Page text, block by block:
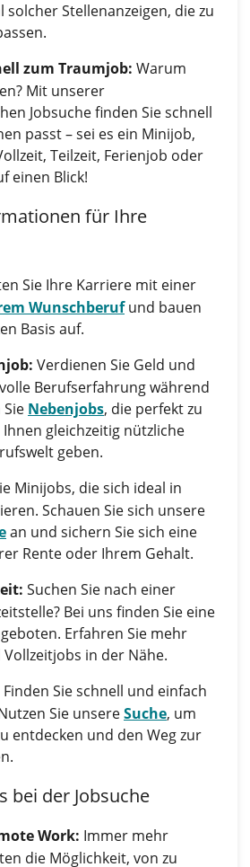
solcher Stellenanzeigen, die zu
zum Traumjob: Warum
Mit unserer
Jobsuche finden Sie schnell
passt – sei es ein Minijob,
Teilzeit, Ferienjob oder
einen Blick!
für Ihre
Sie Ihre Karriere mit einer
Wunschberufund bauen
Basis auf.
Verdienen Sie Geld und
Berufserfahrung während
Nebenjobs, die perfekt zu
gleichzeitig nützliche
geben.
Minijobs, die sich ideal in
Schauen Sie sich unsere
an und sichern Sie sich eine
Rente oder Ihrem Gehalt.
Suchen Sie nach einer
Bei uns finden Sie eine
Erfahren Sie mehr
Vollzeitjobs in der Nähe.
Finden Sie schnell und einfach
Sie unsereSuche, um
entdecken und den Weg zur
bei der Jobsuche
Work: Immer mehr
die Möglichkeit, von zu